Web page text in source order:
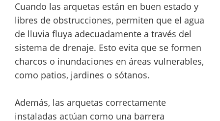
Cuando las arquetas están en buen estado y
libres de obstrucciones, permiten que el agua
de lluvia fluya adecuadamente a través del
sistema de drenaje. Esto evita que se formen
charcos o inundaciones en áreas vulnerables,
como patios, jardines o sótanos.
Además, las arquetas correctamente
instaladas actúan como una barrera